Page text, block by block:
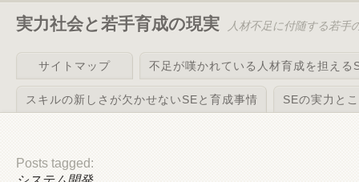
実力社会と若手育成の現実 人材不足に付随する若手
サイトマップ 不足が嘆かれている人材育成を担える
スキルの新しさが欠かせないSEと育成事情 SEの実力と
Posts tagged: